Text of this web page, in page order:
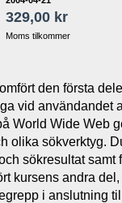
329,00 kr
Moms tilkommer
den första
vid användandet
World Wide Web
olika sökverktyg.
sökresultat
kursens andra
i anslutning